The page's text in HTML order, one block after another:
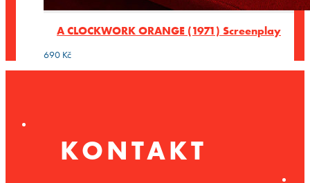
A CLOCKWORK ORANGE (1971) Screenplay
690 Kč
KONTAKT